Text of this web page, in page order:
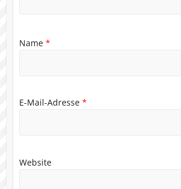
Name *
E-Mail-Adresse *
Website